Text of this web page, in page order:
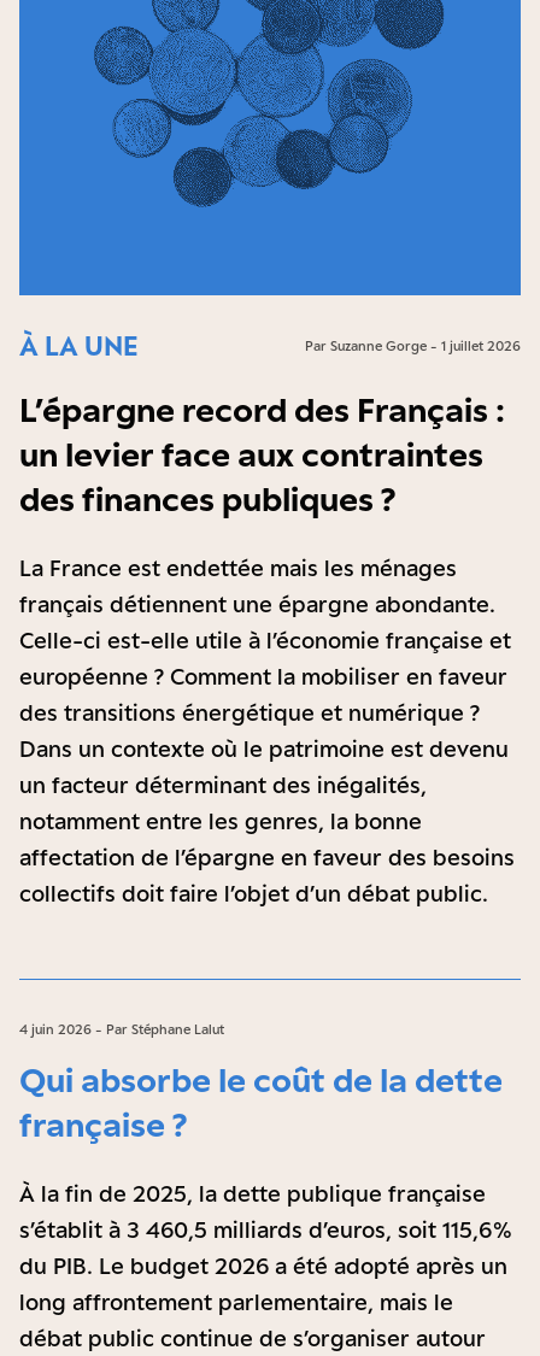
À LA UNE Par Suzanne Gorge - 1 juillet 2026
L’épargne record des Français :
un levier face aux contraintes
des finances publiques ?
La France est endettée mais les ménages
français détiennent une épargne abondante.
Celle-ci est-elle utile à l’économie française et
européenne ? Comment la mobiliser en faveur
des transitions énergétique et numérique ?
Dans un contexte où le patrimoine est devenu
un facteur déterminant des inégalités,
notamment entre les genres, la bonne
affectation de l’épargne en faveur des besoins
collectifs doit faire l’objet d’un débat public.
4 juin 2026 - Par Stéphane Lalut
Qui absorbe le coût de la dette
française ?
À la fin de 2025, la dette publique française
s’établit à 3 460,5 milliards d’euros, soit 115,6 %
du PIB. Le budget 2026 a été adopté après un
long affrontement parlementaire, mais le
débat public continue de s’organiser autour